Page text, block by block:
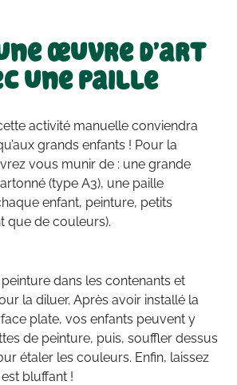
œuvre d’art
une paille
activité manuelle conviendra
grands enfants ! Pour la
vous munir de : une grande
(type A3), une paille
enfant, peinture, petits
que de couleurs).
dans les contenants et
la diluer. Après avoir installé la
plate, vos enfants peuvent y
de peinture, puis, souffler dessus
étaler les couleurs. Enfin, laissez
bluffant !